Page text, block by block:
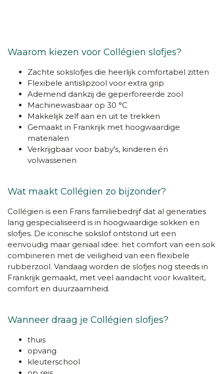
Waarom kiezen voor Collégien slofjes?
Zachte sokslofjes die heerlijk comfortabel zitten
Flexibele antislipzool voor extra grip
Ademend dankzij de geperforeerde zool
Machinewasbaar op 30 °C
Makkelijk zelf aan en uit te trekken
Gemaakt in Frankrijk met hoogwaardige
materialen
Verkrijgbaar voor baby's, kinderen én
volwassenen
Wat maakt Collégien zo bijzonder?
Collégien is een Frans familiebedrijf dat al generaties
lang gespecialiseerd is in hoogwaardige sokken en
slofjes. De iconische sokslof ontstond uit een
eenvoudig maar geniaal idee: het comfort van een sok
combineren met de veiligheid van een flexibele
rubberzool. Vandaag worden de slofjes nog steeds in
Frankrijk gemaakt, met veel aandacht voor kwaliteit,
comfort en duurzaamheid.
Wanneer draag je Collégien slofjes?
thuis
opvang
kleuterschool